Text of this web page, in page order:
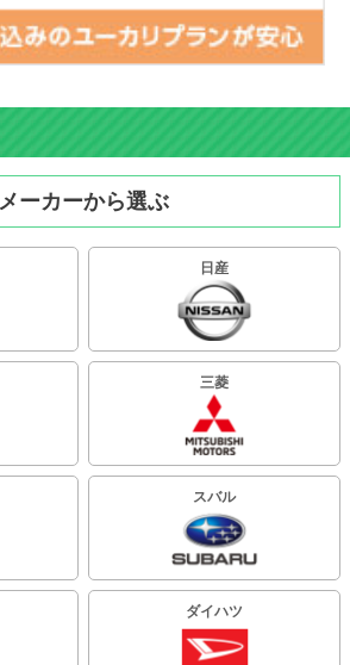
メーカーから選ぶ
日産
三菱
スバル
ダイハツ